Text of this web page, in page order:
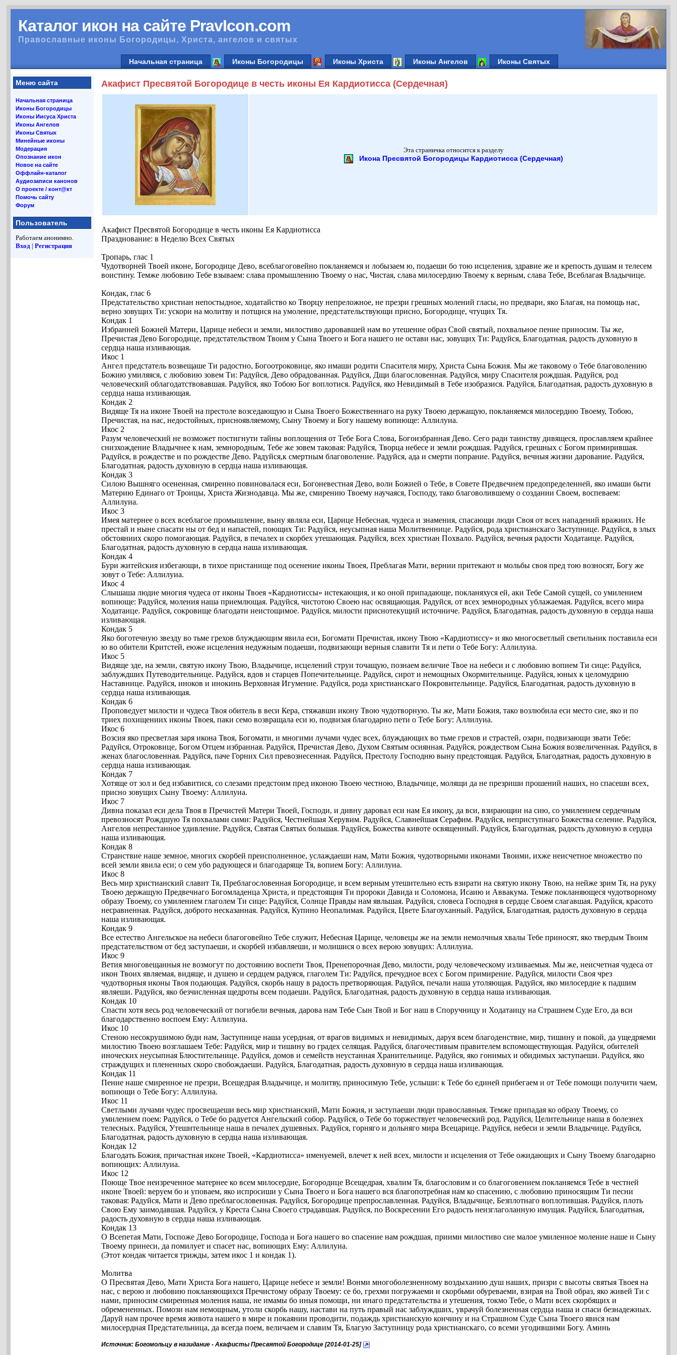
Каталог икон на сайте PravIcon.com
Православные иконы Богородицы, Христа, ангелов и святых
Начальная страница Иконы Богородицы Иконы Христа Иконы Ангелов Иконы Святых
Меню сайта
Начальная страница
Иконы Богородицы
Иконы Иисуса Христа
Иконы Ангелов
Иконы Святых
Минейные иконы
Модерация
Опознание икон
Новое на сайте
Оффлайн-каталог
Аудиозаписи канонов
О проекте / конт@кт
Помочь сайту
Форум
Пользователь
Работаем анонимно.
Вход |Регистрация
Акафист Пресвятой Богородице в честь иконы Ея Кардиотисса (Сердечная)
Эта страничка относится к разделу
Икона Пресвятой Богородицы Кардиотисса (Сердечная)
Акафист Пресвятой Богородице в честь иконы Ея Кардиотисса
Празднование: в Неделю Всех Святых
Тропарь, глас 1
Чудотворней Твоей иконе, Богородице Дево, всеблагоговейно покланяемся и лобызаем ю, подаеши бо тою исцеления, здравие же и крепость душам и телесем
воистину. Темже любовию Тебе взываем: слава промышлению Твоему о нас, Чистая, слава милосердию Твоему к верным, слава Тебе, Всеблагая Владычице.
Кондак, глас 6
Предстательство христиан непостыдное, ходатайство ко Творцу непреложное, не презри грешных молений гласы, но предвари, яко Благая, на помощь нас,
верно зовущих Ти: ускори на молитву и потщися на умоление, предстательствующи присно, Богородице, чтущих Тя.
Кондак 1
Избранней Божией Матери, Царице небеси и земли, милостиво даровавшей нам во утешение образ Свой святый, похвальное пение приносим. Ты же,
Пречистая Дево Богородице, предстательством Твоим у Сына Твоего и Бога нашего не остави нас, зовущих Ти: Радуйся, Благодатная, радость духовную в
сердца наша изливающая.
Икос 1
Ангел предстатель возвещаше Ти радостно, Богоотроковице, яко имаши родити Спасителя миру, Христа Сына Божия. Мы же таковому о Тебе благоволению
Божию умиляяся, с любовию зовем Ти: Радуйся, Дево обрадованная. Радуйся, Дщи благословенная. Радуйся, миру Спасителя рождшая. Радуйся, род
человеческий облагодатствовавшая. Радуйся, яко Тобою Бог воплотися. Радуйся, яко Невидимый в Тебе изобразися. Радуйся, Благодатная, радость духовную в
сердца наша изливающая.
Кондак 2
Видяще Тя на иконе Твоей на престоле возседающую и Сына Твоего Божественнаго на руку Твоею держащую, покланяемся милосердию Твоему, Тобою,
Пречистая, на нас, недостойных, присноявляемому, Сыну Твоему и Богу нашему вопиюще: Аллилуиа.
Икос 2
Разум человеческий не возможет постигнути тайны воплощения от Тебе Бога Слова, Богоизбранная Дево. Сего ради таинству дивящеся, прославляем крайнее
снизхождение Владычнее к нам, земнородным, Тебе же зовем таковая: Радуйся, Творца небесе и земли рождшая. Радуйся, грешных с Богом примирившая.
Радуйся, в рождестве и по рождестве Дево. Радуйся,к смертным благоволение. Радуйся, ада и смерти попрание. Радуйся, вечныя жизни дарование. Радуйся,
Благодатная, радость духовную в сердца наша изливающая.
Кондак 3
Силою Вышняго осененная, смиренно повиновалася еси, Богоневестная Дево, воли Божией о Тебе, в Совете Предвечнем предопределенней, яко имаши быти
Материю Единаго от Троицы, Христа Жизнодавца. Мы же, смирению Твоему научаяся, Господу, тако благоволившему о создании Своем, воспеваем:
Аллилуиа.
Икос 3
Имея матернее о всех всеблагое промышление, выну являла еси, Царице Небесная, чудеса и знамения, спасающи люди Своя от всех нападений вражиих. Не
престай и ныне спасати ны от бед и напастей, поющих Ти: Радуйся, неусыпная наша Молитвеннице. Радуйся, рода христианскаго Заступнице. Радуйся, в злых
обстояниих скоро помогающая. Радуйся, в печалех и скорбех утешающая. Радуйся, всех христиан Похвало. Радуйся, вечныя радости Ходатаице. Радуйся,
Благодатная, радость духовную в сердца наша изливающая.
Кондак 4
Бури житейския избегающи, в тихое пристанище под осенение иконы Твоея, Преблагая Мати, вернии притекают и мольбы своя пред тою возносят, Богу же
зовут о Тебе: Аллилуиа.
Икос 4
Слышаша людие многия чудеса от иконы Твоея «Кардиотиссы» истекающия, и ко оной припадающе, покланяхуся ей, аки Тебе Самой сущей, со умилением
вопиюще: Радуйся, моления наша приемлющая. Радуйся, чистотою Своею нас освящающая. Радуйся, от всех земнородных ублажаемая. Радуйся, всего мира
Ходатаице. Радуйся, сокровище благодати неистощимое. Радуйся, милости приснотекущий источниче. Радуйся, Благодатная, радость духовную в сердца наша
изливающая.
Кондак 5
Яко боготечную звезду во тьме грехов блуждающим явила еси, Богомати Пречистая, икону Твою «Кардиотиссу» и яко многосветлый светильник поставила еси
ю во обители Критстей, еюже исцеления недужным подаеши, подвизающи верныя славити Тя и пети о Тебе Богу: Аллилуиа.
Икос 5
Видяще зде, на земли, святую икону Твою, Владычице, исцелений струи точащую, познаем величие Твое на небеси и с любовию вопием Ти сице: Радуйся,
заблуждших Путеводительнице. Радуйся, вдов и старцев Попечительнице. Радуйся, сирот и немощных Окормительнице. Радуйся, юных к целомудрию
Наставнице. Радуйся, иноков и инокинь Верховная Игумение. Радуйся, рода христианскаго Покровительнице. Радуйся, Благодатная, радость духовную в
сердца наша изливающая.
Кондак 6
Проповедует милости и чудеса Твоя обитель в веси Кера, стяжавши икону Твою чудотворную. Ты же, Мати Божия, тако возлюбила еси место сие, яко и по
триех похищениих иконы Твоея, паки семо возвращала еси ю, подвизая благодарно пети о Тебе Богу: Аллилуиа.
Икос 6
Возсия яко пресветлая заря икона Твоя, Богомати, и многими лучами чудес всех, блуждающих во тьме грехов и страстей, озари, подвизающи звати Тебе:
Радуйся, Отроковице, Богом Отцем избранная. Радуйся, Пречистая Дево, Духом Святым осиянная. Радуйся, рождеством Сына Божия возвеличенная. Радуйся, в
женах благословенная. Радуйся, паче Горних Сил превознесенная. Радуйся, Престолу Господню выну предстоящая. Радуйся, Благодатная, радость духовную в
сердца наша изливающая.
Кондак 7
Хотяще от зол и бед избавитися, со слезами предстоим пред иконою Твоею честною, Владычице, молящи да не презриши прошений наших, но спасеши всех,
присно зовущих Сыну Твоему: Аллилуиа.
Икос 7
Дивна показал еси дела Твоя в Пречистей Матери Твоей, Господи, и дивну даровал еси нам Ея икону, да вси, взирающии на сию, со умилением сердечным
превозносят Рождшую Тя похвалами сими: Радуйся, Честнейшая Херувим. Радуйся, Славнейшая Серафим. Радуйся, неприступнаго Божества селение. Радуйся,
Ангелов непрестанное удивление. Радуйся, Святая Святых большая. Радуйся, Божества кивоте освященный. Радуйся, Благодатная, радость духовную в сердца
наша изливающая.
Кондак 8
Странствие наше земное, многих скорбей преисполненное, услаждаеши нам, Мати Божия, чудотворными иконами Твоими, ихже неисчетное множество по
всей земли явила еси; о сем убо радующеся и благодаряще Тя, вопием Богу: Аллилуиа.
Икос 8
Весь мир христианский славит Тя, Преблагословенная Богородице, и всем верным утешительно есть взирати на святую икону Твою, на нейже зрим Тя, на руку
Твоею держащую Предвечнаго Богомладенца Христа, и предстоящия Ти пророки Давида и Соломона, Исаию и Аввакума. Темже покланяющеся чудотворному
образу Твоему, со умилением глаголем Ти сице: Радуйся, Солнце Правды нам явльшая. Радуйся, словеса Господня в сердце Своем слагавшая. Радуйся, красото
несравненная. Радуйся, доброто несказанная. Радуйся, Купино Неопалимая. Радуйся, Цвете Благоуханный. Радуйся, Благодатная, радость духовную в сердца
наша изливающая.
Кондак 9
Все естество Ангельское на небеси благоговейно Тебе служит, Небесная Царице, человецы же на земли немолчныя хвалы Тебе приносят, яко твердым Твоим
предстательством от бед заступаеши, и скорбей избавляеши, и молишися о всех верою зовущих: Аллилуиа.
Икос 9
Ветия многовещанныя не возмогут по достоянию воспети Твоя, Пренепорочная Дево, милости, роду человеческому изливаемыя. Мы же, неисчетная чудеса от
икон Твоих являемая, видяще, и душею и сердцем радуяся, глаголем Ти: Радуйся, пречудное всех с Богом примирение. Радуйся, милости Своя чрез
чудотворныя иконы Твоя подающая. Радуйся, скорбь нашу в радость претворяющая. Радуйся, печали наша утоляющая. Радуйся, яко милосердие к падшим
являеши. Радуйся, яко безчисленная щедроты всем подаеши. Радуйся, Благодатная, радость духовную в сердца наша изливающая.
Кондак 10
Спасти хотя весь род человеческий от погибели вечныя, дарова нам Тебе Сын Твой и Бог наш в Споручницу и Ходатаицу на Страшнем Суде Его, да вси
благодарственно воспоем Ему: Аллилуиа.
Икос 10
Стеною несокрушимою буди нам, Заступнице наша усердная, от врагов видимых и невидимых, даруя всем благоденствие, мир, тишину и покой, да ущедряеми
милостию Твоею возглашаем Тебе: Радуйся, мир и тишину во градех селящая. Радуйся, благочестивым правителем вспомоществующая. Радуйся, обителей
иноческих неусыпная Блюстительнице. Радуйся, домов и семейств неустанная Хранительнице. Радуйся, яко гонимых и обидимых заступаеши. Радуйся, яко
страждущих и плененных скоро свобождаеши. Радуйся, Благодатная, радость духовную в сердца наша изливающая.
Кондак 11
Пение наше смиренное не презри, Всещедрая Владычице, и молитву, приносимую Тебе, услыши: к Тебе бо единей прибегаем и от Тебе помощи получити чаем,
вопиющи о Тебе Богу: Аллилуиа.
Икос 11
Светлыми лучами чудес просвещаеши весь мир христианский, Мати Божия, и заступаеши люди православныя. Темже припадая ко образу Твоему, со
умилением поем: Радуйся, о Тебе бо радуется Ангельский собор. Радуйся, о Тебе бо торжествует человеческий род. Радуйся, Целительнице наша в болезнех
телесных. Радуйся, Утешительнице наша в печалех душевных. Радуйся, горняго и дольняго мира Всецарице. Радуйся, небеси и земли Владычице. Радуйся,
Благодатная, радость духовную в сердца наша изливающая.
Кондак 12
Благодать Божия, причастная иконе Твоей, «Кардиотисса» именуемей, влечет к ней всех, милости и исцеления от Тебе ожидающих и Сыну Твоему благодарно
вопиющих: Аллилуиа.
Икос 12
Поюще Твое неизреченное матернее ко всем милосердие, Богородице Всещедрая, хвалим Тя, благословим и со благоговением покланяемся Тебе в честней
иконе Твоей: веруем бо и уповаем, яко испросиши у Сына Твоего и Бога нашего вся благопотребная нам ко спасению, с любовию приносящим Ти песни
таковая: Радуйся, Мати и Дево преблагословенная. Радуйся, Богородице препрославленная. Радуйся, Владычице, Безплотнаго воплотившая. Радуйся, плоть
Свою Ему заимодавшая. Радуйся, у Креста Сына Своего страдавшая. Радуйся, по Воскресении Его радость неизглаголанную имущая. Радуйся, Благодатная,
радость духовную в сердца наша изливающая.
Кондак 13
О Всепетая Мати, Госпоже Дево Богородице, Господа и Бога нашего во спасение нам рождшая, приими милостиво сие малое умиленное моление наше и Сыну
Твоему принеси, да помилует и спасет нас, вопиющих Ему: Аллилуиа.
(Этот кондак читается трижды, затем икос 1 и кондак 1).
Молитва
О Пресвятая Дево, Мати Христа Бога нашего, Царице небесе и земли! Вонми многоболезненному воздыханию душ наших, призри с высоты святыя Твоея на
нас, с верою и любовию покланяющихся Пречистому образу Твоему: се бо, грехми погружаеми и скорбьми обуреваеми, взирая на Твой образ, яко живей Ти с
нами, приносим смиренныя моления наша, не имамы бо иныя помощи, ни инаго предстательства и утешения, токмо Тебе, о Мати всех скорбящих и
обремененных. Помози нам немощным, утоли скорбь нашу, настави на путь правый нас заблуждших, уврачуй болезненная сердца наша и спаси безнадежных.
Даруй нам прочее время живота нашего в мире и покаянии проводити, подаждь христианскую кончину и на Страшном Суде Сына Твоего явися нам
милосердная Предстательница, да всегда поем, величаем и славим Тя, Благую Заступницу рода христианскаго, со всеми угодившими Богу. Аминь
Источник: Богомольцу в назидание - Акафисты Пресвятой Богородице [2014-01-25]